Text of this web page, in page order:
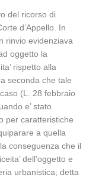
del ricorso di
d’Appello. In
rinvio evidenziava
oggetto la
rispetto alla
seconda che tale
(L. 28 febbraio
e’ stato
per caratteristiche
a quella
conseguenza che il
dell’oggetto e
urbanistica; detta